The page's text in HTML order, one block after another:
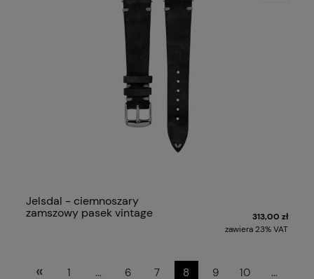
Jelsdal - ciemnoszary
zamszowy pasek vintage
313,00 zł
zawiera 23% VAT
« 1 ... 6 7 8 9 10
...